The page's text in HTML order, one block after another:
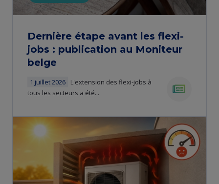
Dernière étape avant les flexi-
jobs : publication au Moniteur
belge
1 juillet 2026
L'extension des flexi-jobs à
tous les secteurs a été...